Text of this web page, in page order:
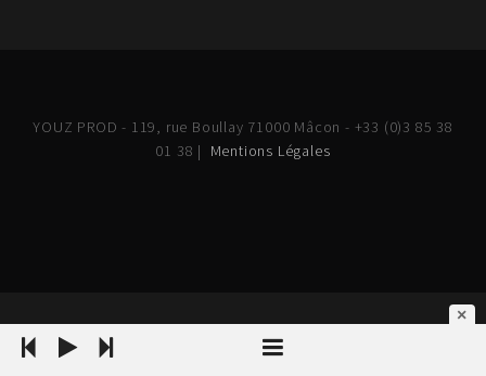
YOUZ PROD - 119, rue Boullay 71000 Mâcon - +33 (0)3 85 38
01 38 | Mentions Légales